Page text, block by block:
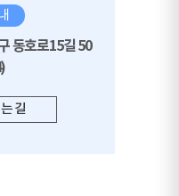
동호로15길 50
길